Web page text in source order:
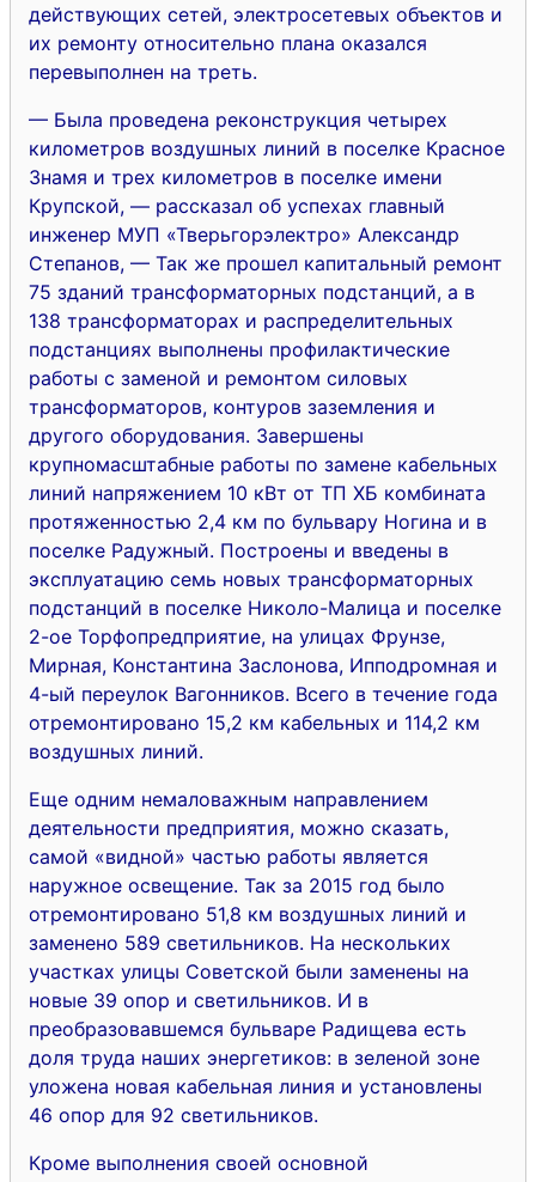
действующих сетей, электросетевых объектов и
их ремонту относительно плана оказался
перевыполнен на треть.
— Была проведена реконструкция четырех
километров воздушных линий в поселке Красное
Знамя и трех километров в поселке имени
Крупской, — рассказал об успехах главный
инженер МУП «Тверьгорэлектро» Александр
Степанов, — Так же прошел капитальный ремонт
75 зданий трансформаторных подстанций, а в
138 трансформаторах и распределительных
подстанциях выполнены профилактические
работы с заменой и ремонтом силовых
трансформаторов, контуров заземления и
другого оборудования. Завершены
крупномасштабные работы по замене кабельных
линий напряжением 10 кВт от ТП ХБ комбината
протяженностью 2,4 км по бульвару Ногина и в
поселке Радужный. Построены и введены в
эксплуатацию семь новых трансформаторных
подстанций в поселке Николо-Малица и поселке
2-ое Торфопредприятие, на улицах Фрунзе,
Мирная, Константина Заслонова, Ипподромная и
4-ый переулок Вагонников. Всего в течение года
отремонтировано 15,2 км кабельных и 114,2 км
воздушных линий.
Еще одним немаловажным направлением
деятельности предприятия, можно сказать,
самой «видной» частью работы является
наружное освещение. Так за 2015 год было
отремонтировано 51,8 км воздушных линий и
заменено 589 светильников. На нескольких
участках улицы Советской были заменены на
новые 39 опор и светильников. И в
преобразовавшемся бульваре Радищева есть
доля труда наших энергетиков: в зеленой зоне
уложена новая кабельная линия и установлены
46 опор для 92 светильников.
Кроме выполнения своей основной